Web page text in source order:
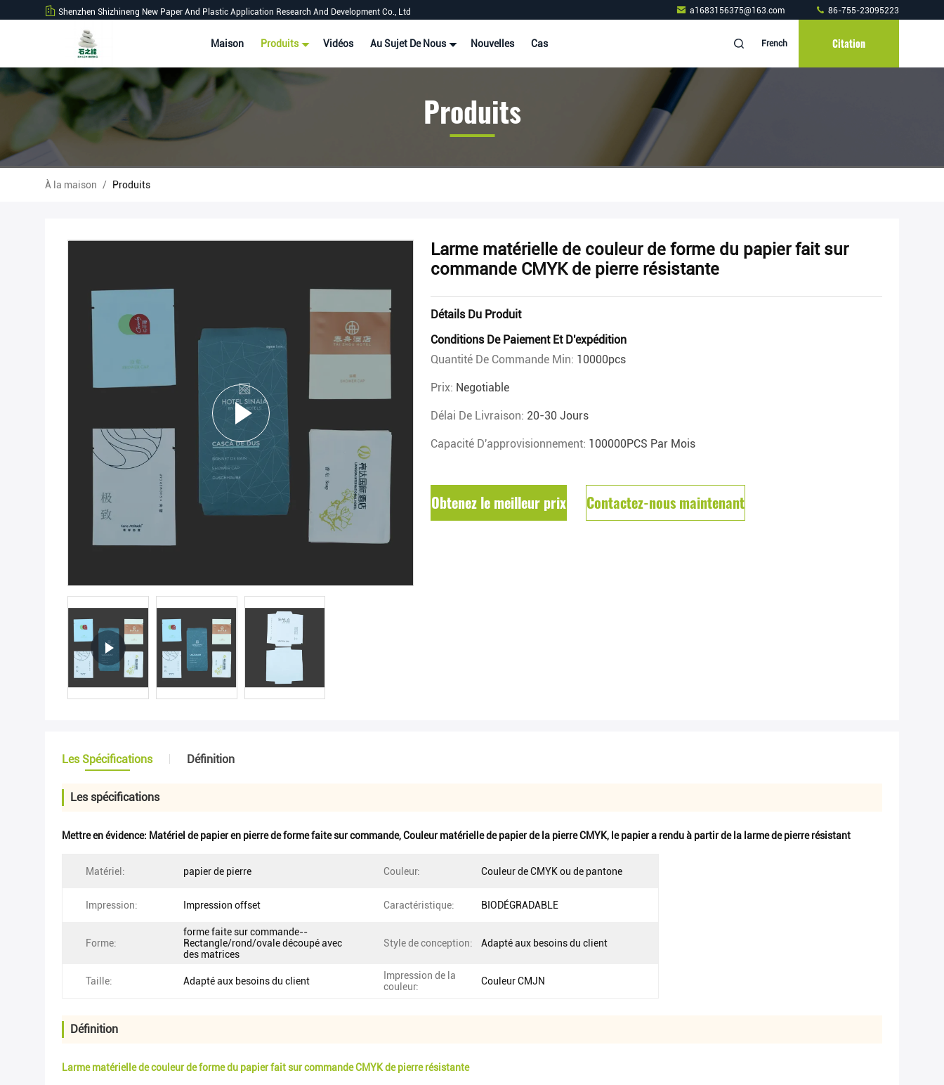
Shenzhen Shizhineng New Paper And Plastic Application Research And Development Co., Ltd a1683156375@163.com 86-755-23095223
Maison Produits Vidéos Au Sujet De Nous Nouvelles Cas French Citation
Produits
À la maison / Produits
Larme matérielle de couleur de forme du papier fait sur
commande CMYK de pierre résistante
Détails Du Produit
Conditions De Paiement Et D'expédition
Quantité De Commande Min: 10000pcs
Prix: Negotiable
Délai De Livraison: 20-30 Jours
Capacité D'approvisionnement: 100000PCS Par Mois
Obtenez le meilleur prix Contactez-nous maintenant
Les Spécifications Définition
Les spécifications
Mettre en évidence: Matériel de papier en pierre de forme faite sur commande,Couleur matérielle de papier de la pierre CMYK, le papier a rendu à partir de la larme de pierre résistant
Matériel: papier de pierre Couleur: Couleur de CMYK ou de pantone
Impression: Impression offset Caractéristique: BIODÉGRADABLE
Forme:
forme faite sur commande--
Rectangle/rond/ovale découpé avec
des matrices
Style de conception: Adapté aux besoins du client
Taille: Adapté aux besoins du client
Impression de la
couleur:
Couleur CMJN
Définition
Larme matérielle de couleur de forme du papier fait sur commande CMYK de pierre résistante